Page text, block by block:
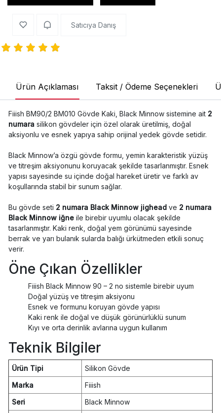
Satıcıya Danış
Ürün Açıklaması Taksit / Ödeme Seçenekleri
Fiiish BM90/2 BM010 Gövde Kaki, Black Minnow sistemine ait 2
numara silikon gövdeler için özel olarak üretilmiş, doğal
aksiyonlu ve esnek yapıya sahip orijinal yedek gövde setidir.
Black Minnow’a özgü gövde formu, yemin karakteristik yüzüş
ve titreşim aksiyonunu koruyacak şekilde tasarlanmıştır. Esnek
yapısı sayesinde su içinde doğal hareket üretir ve farklı av
koşullarında stabil bir sunum sağlar.
Bu gövde seti 2 numara Black Minnow jigheadve 2 numara
Black Minnow iğneile birebir uyumlu olacak şekilde
tasarlanmıştır. Kaki renk, doğal yem görünümü sayesinde
berrak ve yarı bulanık sularda balığı ürkütmeden etkili sonuç
verir.
Öne Çıkan Özellikler
Fiiish Black Minnow 90 – 2 no sistemle birebir uyum
Doğal yüzüş ve titreşim aksiyonu
Esnek ve formunu koruyan gövde yapısı
Kaki renk ile doğal ve düşük görünürlüklü sunum
Kıyı ve orta derinlik avlarına uygun kullanım
Teknik Bilgiler
Ürün Tipi
Silikon Gövde
Marka
Fiiish
Seri
Black Minnow